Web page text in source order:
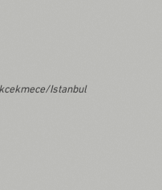
Istanbul